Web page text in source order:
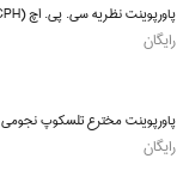
پاورپوینت نظریه سی. پی. اچ (CPH)
رایگان
پاورپوینت مخترع تلسکوپ نجومی
رایگان